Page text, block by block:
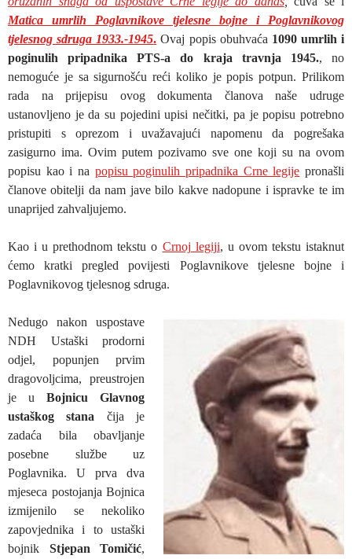
Matica umrlih Poglavnikove tjelesne bojne i Poglavnikovog
tjelesnog sdruga 1933.-1945. Ovaj popis obuhvaća 1090 umrlih i
poginulih pripadnika PTS-a do kraja travnja 1945., no
nemoguće je sa sigurnošću reći koliko je popis potpun. Prilikom
rada na prijepisu ovog dokumenta članova naše udruge
ustanovljeno je da su pojedini upisi nečitki, pa je popisu potrebno
pristupiti s oprezom i uvažavajući napomenu da pogrešaka
zasigurno ima. Ovim putem pozivamo sve one koji su na ovom
popisu kao i na popisu poginulih pripadnika Crne legije pronašli
članove obitelji da nam jave bilo kakve nadopune i ispravke te im
unaprijed zahvaljujemo.
Kao i u prethodnom tekstu o Crnoj legiji, u ovom tekstu istaknut
ćemo kratki pregled povijesti Poglavnikove tjelesne bojne i
Poglavnikovog tjelesnog sdruga.
Nedugo nakon uspostave
NDH Ustaški prodorni
odjel, popunjen prvim
dragovoljcima, preustrojen
je u Bojnicu Glavnog
ustaškog stana čija je
zadaća bila obavljanje
posebne službe uz
Poglavnika. U prva dva
mjeseca postojanja Bojnica
izmijenilo se nekoliko
zapovjednika i to ustaški
bojnik Stjepan Tomičić,